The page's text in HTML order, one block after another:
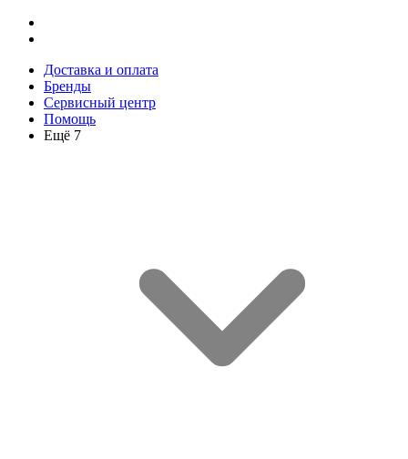
Доставка и оплата
Бренды
Сервисный центр
Помощь
Ещё 7